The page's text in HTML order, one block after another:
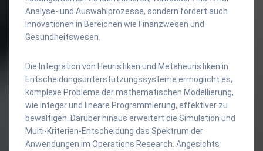
Analyse- und Auswahlprozesse, sondern fördert auch
Innovationen in Bereichen wie Finanzwesen und
Gesundheitswesen.
Die Integration von Heuristiken und Metaheuristiken in
Entscheidungsunterstützungssysteme ermöglicht es,
komplexe Probleme der mathematischen Modellierung,
wie integer und lineare Programmierung, effektiver zu
bewältigen. Darüber hinaus erweitert die Simulation und
Multi-Kriterien-Entscheidung das Spektrum der
Anwendungen im Operations Research. Angesichts